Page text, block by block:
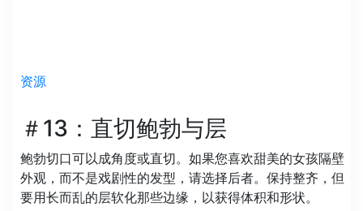
资源
＃13：直切鲍勃与层
鲍勃切口可以成角度或直切。如果您喜欢甜美的女孩隔壁
外观，而不是戏剧性的发型，请选择后者。保持整齐，但
要用长而乱的层软化那些边缘，以获得体积和形状。